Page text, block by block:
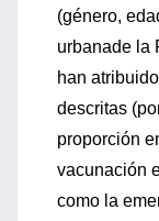
(género,
urbanade la
han
descritas
proporción
vacunación
como la